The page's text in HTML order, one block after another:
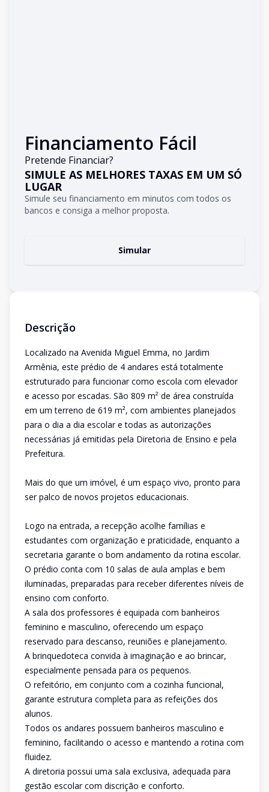
Financiamento Fácil
Pretende Financiar?
SIMULE AS MELHORES TAXAS EM UM SÓ
LUGAR
Simule seu financiamento em minutos com todos os
bancos e consiga a melhor proposta.
Simular
Descrição
Localizado na Avenida Miguel Emma, no Jardim
Armênia, este prédio de 4 andares está totalmente
estruturado para funcionar como escola com elevador
e acesso por escadas. São 809 m² de área construída
em um terreno de 619 m², com ambientes planejados
para o dia a dia escolar e todas as autorizações
necessárias já emitidas pela Diretoria de Ensino e pela
Prefeitura.
Mais do que um imóvel, é um espaço vivo, pronto para
ser palco de novos projetos educacionais.
Logo na entrada, a recepção acolhe famílias e
estudantes com organização e praticidade, enquanto a
secretaria garante o bom andamento da rotina escolar.
O prédio conta com 10 salas de aula amplas e bem
iluminadas, preparadas para receber diferentes níveis de
ensino com conforto.
A sala dos professores é equipada com banheiros
feminino e masculino, oferecendo um espaço
reservado para descanso, reuniões e planejamento.
A brinquedoteca convida à imaginação e ao brincar,
especialmente pensada para os pequenos.
O refeitório, em conjunto com a cozinha funcional,
garante estrutura completa para as refeições dos
alunos.
Todos os andares possuem banheiros masculino e
feminino, facilitando o acesso e mantendo a rotina com
fluidez.
A diretoria possui uma sala exclusiva, adequada para
gestão escolar com discrição e conforto.